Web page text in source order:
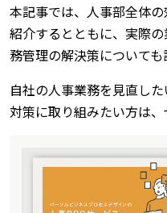
本記事では、人事部全体
紹介するとともに、実際
務管理の解決策についても
自社の人事業務を見直し
対策に取り組みたい方は、